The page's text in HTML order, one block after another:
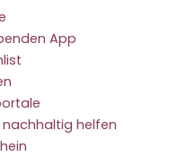
App
helfen